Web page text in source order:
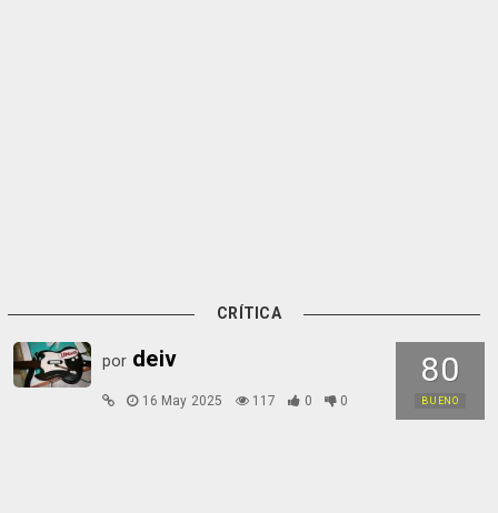
CRÍTICA
80
BUENO
por deiv
16 May 2025 117 0 0